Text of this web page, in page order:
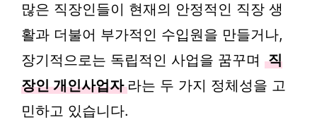
많은 직장인들이 현재의 안정적인 직장 생
활과 더불어 부가적인 수입원을 만들거나,
장기적으로는 독립적인 사업을 꿈꾸며 직
장인 개인사업자 라는 두 가지 정체성을 고
민하고 있습니다.